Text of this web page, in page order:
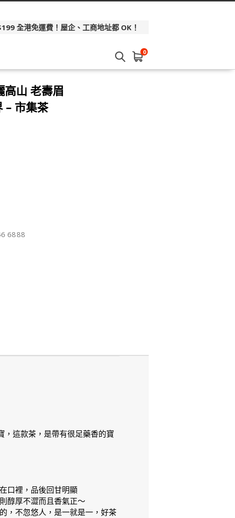
全港免運費！屋企、工商地址都 OK！
0
高山 老壽眉
– 市集茶
6888
，這款茶，是帶有很足藥香的寶
口裡，品後回甘明顯
醇厚不澀而且香氣正～
，不忽悠人，是一就是一，好茶